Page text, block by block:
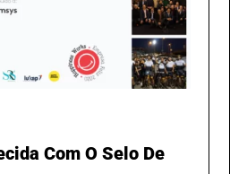
Com O Selo De